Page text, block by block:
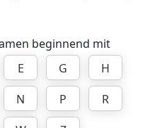
beginnend mit
E G
H
N P
R